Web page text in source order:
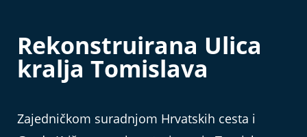
Rekonstruirana Ulica
kralja Tomislava
Zajedničkom suradnjom Hrvatskih cesta i